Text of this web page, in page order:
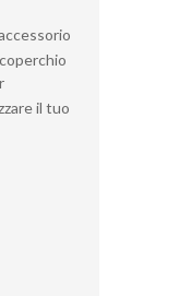
il tuo